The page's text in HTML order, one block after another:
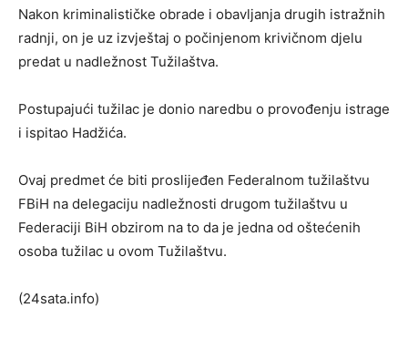
Nakon kriminalističke obrade i obavljanja drugih istražnih
radnji, on je uz izvještaj o počinjenom krivičnom djelu
predat u nadležnost Tužilaštva.
Postupajući tužilac je donio naredbu o provođenju istrage
i ispitao Hadžića.
Ovaj predmet će biti proslijeđen Federalnom tužilaštvu
FBiH na delegaciju nadležnosti drugom tužilaštvu u
Federaciji BiH obzirom na to da je jedna od oštećenih
osoba tužilac u ovom Tužilaštvu.
(24sata.info)